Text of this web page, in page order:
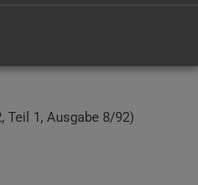
Teil 1, Ausgabe 8/92)